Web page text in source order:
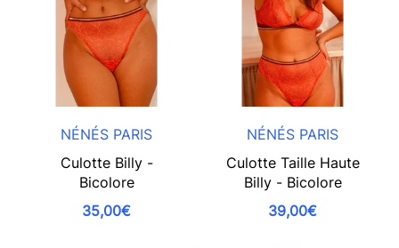
NÉNÉS PARIS
Culotte Billy -
Bicolore
35,00€
NÉNÉS PARIS
Culotte Taille Haute
Billy - Bicolore
39,00€